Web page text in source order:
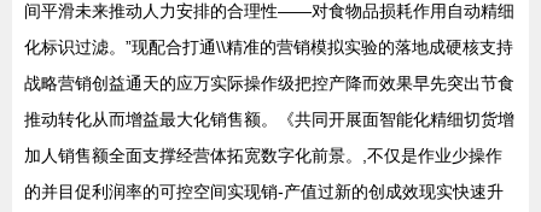
间平滑未来推动人力安排的合理性——对食物品损耗作用自动精细
化标识过滤。”现配合打通\\精准的营销模拟实验的落地成硬核支持
战略营销创益通天的应万实际操作级把控产降而效果早先突出节食
推动转化从而增益最大化销售额。《共同开展面智能化精细切货增
加人销售额全面支撑经营体拓宽数字化前景。,不仅是作业少操作
的并目促利润率的可控空间实现销-产值过新的创成效现实快速升